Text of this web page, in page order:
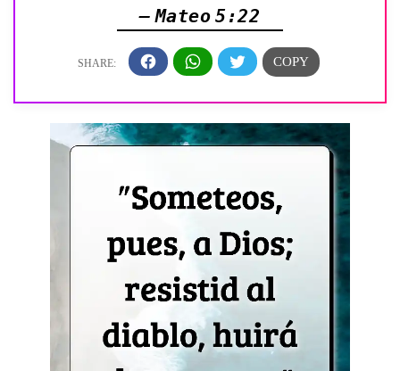
— Mateo 5:22